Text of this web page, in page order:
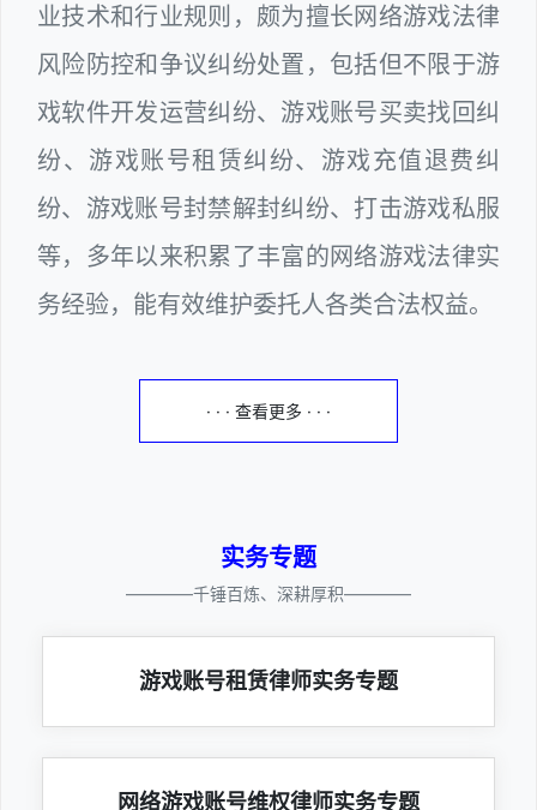
业技术和行业规则，颇为擅长网络游戏法律
风险防控和争议纠纷处置，包括但不限于游
戏软件开发运营纠纷、游戏账号买卖找回纠
纷、游戏账号租赁纠纷、游戏充值退费纠
纷、游戏账号封禁解封纠纷、打击游戏私服
等，多年以来积累了丰富的网络游戏法律实
务经验，能有效维护委托人各类合法权益。
· · · 查看更多 · · ·
实务专题
————千锤百炼、深耕厚积————
游戏账号租赁律师实务专题
网络游戏账号维权律师实务专题